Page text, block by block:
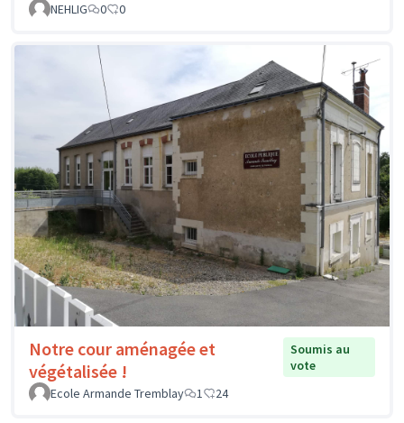
NEHLIG
0 0
Notre cour aménagée et
végétalisée !
Soumis au
vote
Ecole Armande Tremblay
1 24